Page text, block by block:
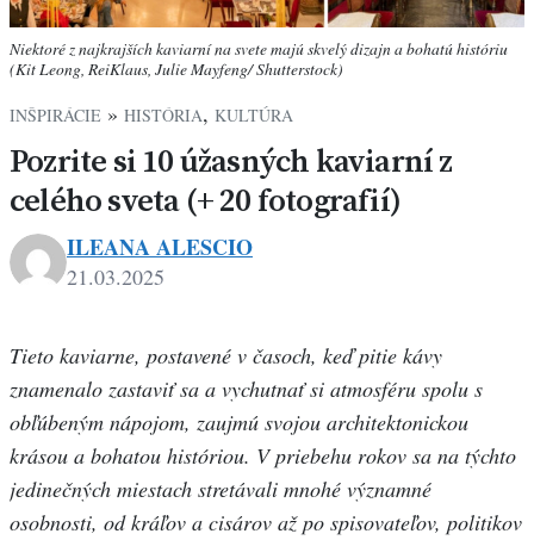
Niektoré z najkrajších kaviarní na svete majú skvelý dizajn a bohatú históriu
(Kit Leong, ReiKlaus, Julie Mayfeng/ Shutterstock)
INŠPIRÁCIE » HISTÓRIA, KULTÚRA
Pozrite si 10 úžasných kaviarní z
celého sveta (+ 20 fotografií)
ILEANA ALESCIO
21.03.2025
Tieto kaviarne, postavené v časoch, keď pitie kávy
znamenalo zastaviť sa a vychutnať si atmosféru spolu s
obľúbeným nápojom, zaujmú svojou architektonickou
krásou a bohatou históriou. V priebehu rokov sa na týchto
jedinečných miestach stretávali mnohé významné
osobnosti, od kráľov a cisárov až po spisovateľov, politikov